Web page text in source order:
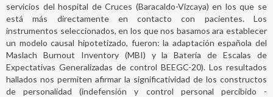
servicios del hospital de Cruces (Baracaldo-Vizcaya) en los que se
está más directamente en contacto con pacientes. Los
instrumentos seleccionados, en los que nos basamos ara establecer
un modelo causal hipotetizado, fueron: la adaptación española del
Maslach Burnout Inventory (MBI) y la Batería de Escalas de
Expectativas Generalizadas de control BEEGC-20). Los resultados
hallados nos permiten afirmar la significatividad de los constructos
de personalidad (indefensión y control personal percibido -